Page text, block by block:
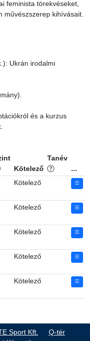
feminista törekvéseket,
művészszerep kihívásait.
Ukrán irodalmi
és a kurzus
Kötelező
Tanév
...
Kötelező
Kötelező
Kötelező
Kötelező
Kötelező
Sport Kft.
Q-tér